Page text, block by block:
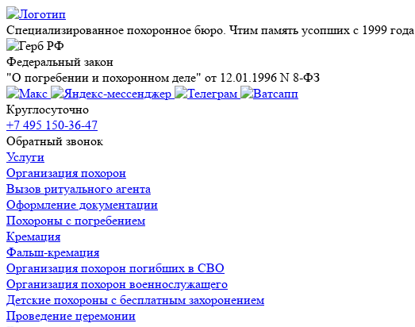
Специализированное похоронное бюро. Чтим память усопших с 1999 года
Федеральный закон
"О погребении и похоронном деле" от 12.01.1996 N 8-ФЗ
Круглосуточно
+7 495 150-36-47
Обратный звонок
Услуги
Организация похорон
Вызов ритуального агента
Оформление документации
Похороны с погребением
Кремация
Фальш-кремация
Организация похорон погибших в СВО
Организация похорон военнослужащего
Детские похороны с бесплатным захоронением
Проведение церемонии